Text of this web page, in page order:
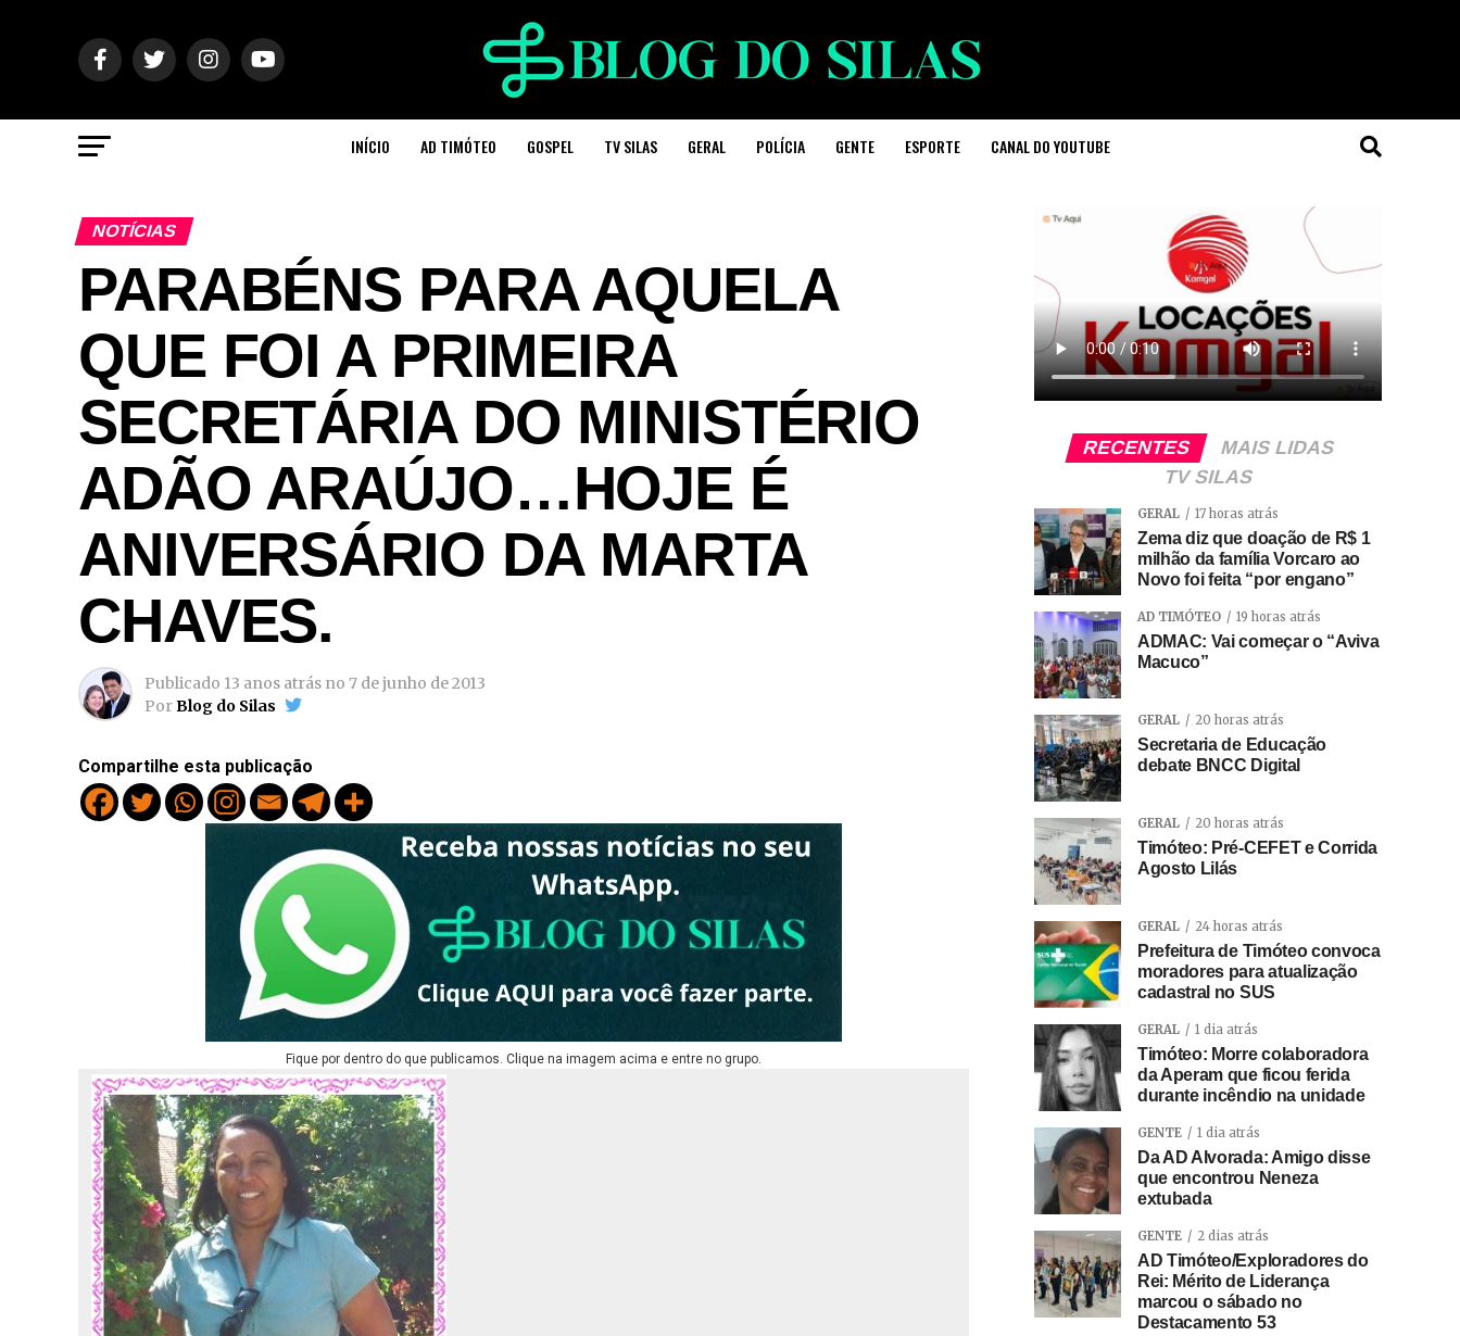
INÍCIO AD TIMÓTEO GOSPEL TV SILAS GERAL POLÍCIA GENTE ESPORTE CANAL DO YOUTUBE
NOTÍCIAS
PARABÉNS PARA AQUELA
QUE FOI A PRIMEIRA
SECRETÁRIA DO MINISTÉRIO
ADÃO ARAÚJO…HOJE É
ANIVERSÁRIO DA MARTA
CHAVES.
Publicado 13 anos atrás no 7 de junho de 2013
PorBlog do Silas
Compartilhe esta publicação
Fique por dentro do que publicamos. Clique na imagem acima e entre no grupo.
RECENTES
MAIS LIDAS
TV SILAS
GERAL 17 horas atrás
Zema diz que doação de R$ 1
milhão da família Vorcaro ao
Novo foi feita “por engano”
AD TIMÓTEO 19 horas atrás
ADMAC: Vai começar o “Aviva
Macuco”
GERAL 20 horas atrás
Secretaria de Educação
debate BNCC Digital
GERAL 20 horas atrás
Timóteo: Pré-CEFET e Corrida
Agosto Lilás
GERAL 24 horas atrás
Prefeitura de Timóteo convoca
moradores para atualização
cadastral no SUS
GERAL 1 dia atrás
Timóteo: Morre colaboradora
da Aperam que ficou ferida
durante incêndio na unidade
GENTE 1 dia atrás
Da AD Alvorada: Amigo disse
que encontrou Neneza
extubada
GENTE 2 dias atrás
AD Timóteo/Exploradores do
Rei: Mérito de Liderança
marcou o sábado no
Destacamento 53